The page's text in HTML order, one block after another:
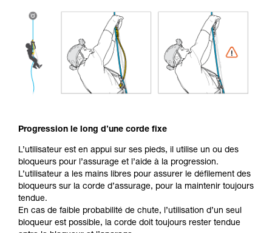
Progression le long d’une corde fixe
L’utilisateur est en appui sur ses pieds, il utilise un ou des
bloqueurs pour l’assurage et l’aide à la progression.
L’utilisateur a les mains libres pour assurer le défilement des
bloqueurs sur la corde d’assurage, pour la maintenir toujours
tendue.
En cas de faible probabilité de chute, l’utilisation d’un seul
bloqueur est possible, la corde doit toujours rester tendue